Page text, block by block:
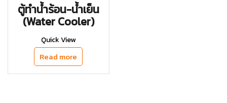
ตู้ทำน้ำร้อน-น้ำเย็น
(Water Cooler)
Quick View
Read more